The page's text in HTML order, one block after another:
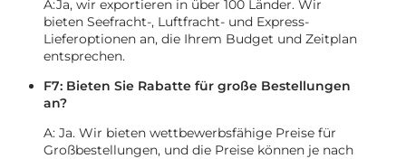
A:Ja, wir exportieren in über 100 Länder. Wir
bieten Seefracht-, Luftfracht- und Express-
Lieferoptionen an, die Ihrem Budget und Zeitplan
entsprechen.
F7: Bieten Sie Rabatte für große Bestellungen
an?
A: Ja. Wir bieten wettbewerbsfähige Preise für
Großbestellungen, und die Preise können je nach